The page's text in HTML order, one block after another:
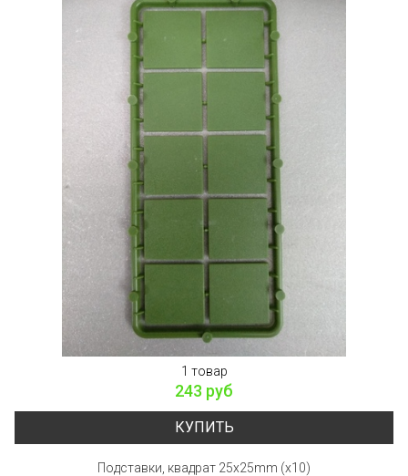
1 товар
243 руб
КУПИТЬ
Подставки, квадрат 25x25mm (x10)